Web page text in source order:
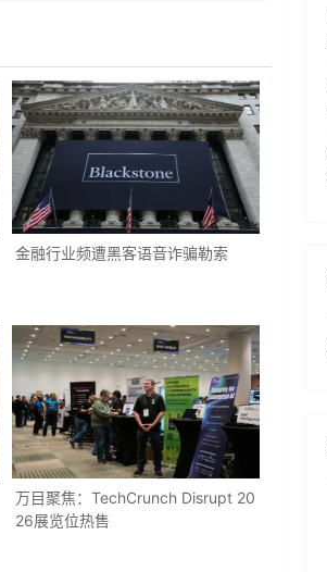
金融行业频遭黑客语音诈骗勒索
万目聚焦：TechCrunch Disrupt 20
26展览位热售